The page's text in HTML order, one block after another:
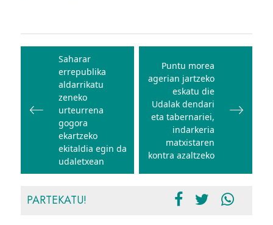
Bidalketetan
zehar
nabigatu
Saharar
errepublika
aldarrikatu
zeneko
urteurrena
gogora
ekartzeko
ekitaldia egin da
udaletxean
Puntu morea
agerian jartzeko
eskatu die
Udalak dendari
eta tabernariei,
indarkeria
matxistaren
kontra azaltzeko
PARTEKATU!